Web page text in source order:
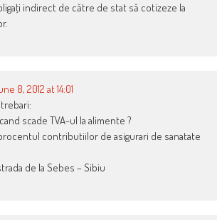
indirect de către de stat să cotizeze la
8, 2012 at 14:01
cand scade TVA-ul la alimente ?
contributiilor de asigurari de sanatate
de la Sebes – Sibiu